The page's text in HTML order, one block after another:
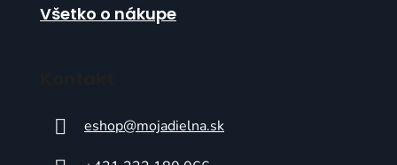
Všetko o nákupe
eshop@mojadielna.sk